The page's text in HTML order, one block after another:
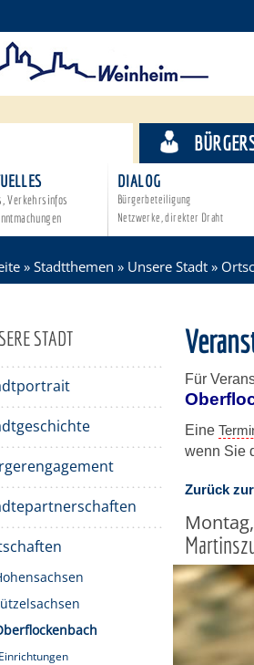
Verkehrsinfos
DIALOG
Bürgerbeteiligung
Netzwerke, direkter Draht
» Stadtthemen » Unsere Stadt »
STADT
Einrichtungen
Für
Eine
wenn Sie
Zurück